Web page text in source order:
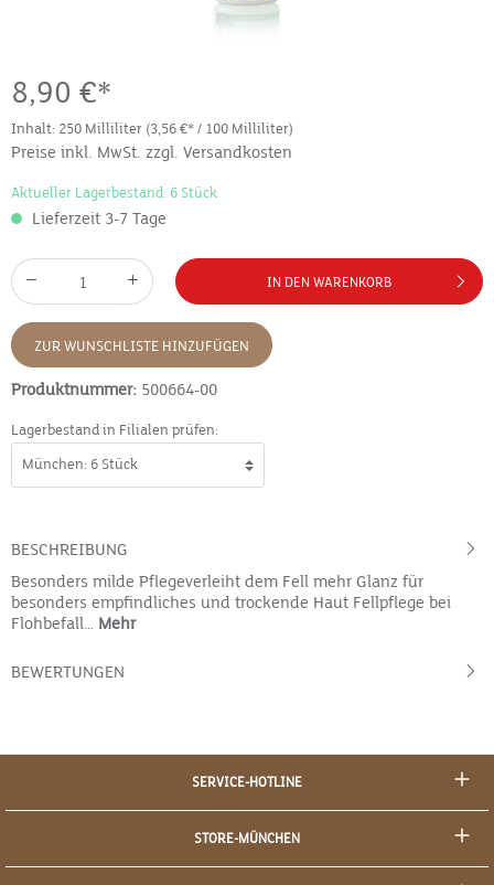
8,90 €*
Inhalt: 250 Milliliter (3,56 €* / 100 Milliliter)
Preise inkl. MwSt. zzgl. Versandkosten
Aktueller Lagerbestand: 6 Stück
Lieferzeit 3-7 Tage
IN DEN WARENKORB
ZUR WUNSCHLISTE HINZUFÜGEN
Produktnummer: 500664-00
Lagerbestand in Filialen prüfen:
BESCHREIBUNG
Besonders milde Pflegeverleiht dem Fell mehr Glanz für
besonders empfindliches und trockende Haut Fellpflege bei
Flohbefall… Mehr
BEWERTUNGEN
SERVICE-HOTLINE
STORE-MÜNCHEN